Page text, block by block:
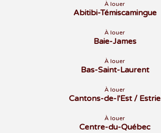
À louer
Abitibi-Témiscamingue
À louer
Baie-James
À louer
Bas-Saint-Laurent
À louer
Cantons-de-l'Est / Estrie
À louer
Centre-du-Québec